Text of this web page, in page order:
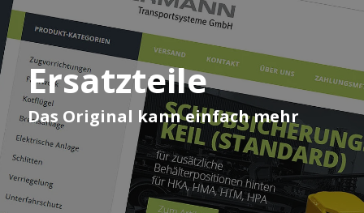
Ersatzteile
Das Original kann einfach mehr